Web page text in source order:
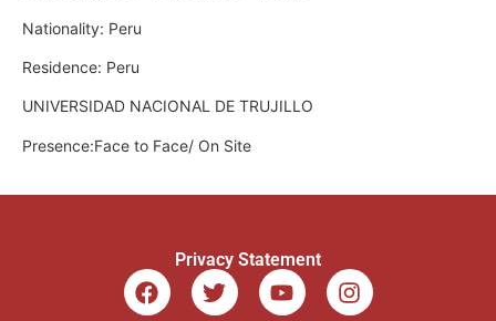
Nationality: Peru
Residence: Peru
UNIVERSIDAD NACIONAL DE TRUJILLO
Presence:Face to Face/ On Site
Privacy Statement